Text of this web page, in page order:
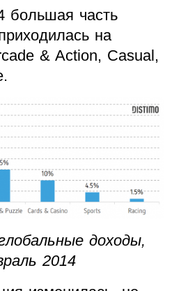
большая часть
на
& Action, Casual,
доходы,
2014